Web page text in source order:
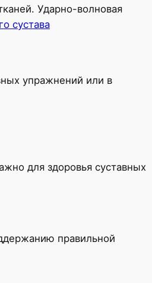
Ударно-волновая
сустава
упражнений или в
для здоровья суставных
правильной